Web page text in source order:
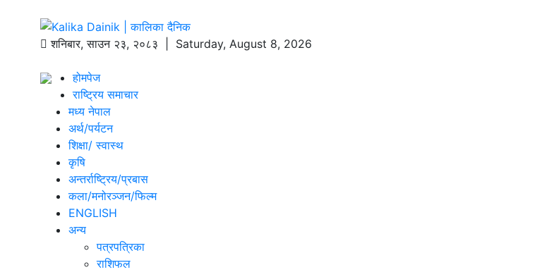
शनिबार,साउन २३, २०८३ | Saturday, August 8, 2026
होमपेज
राष्ट्रिय समाचार
मध्य नेपाल
अर्थ/पर्यटन
शिक्षा/ स्वास्थ
कृषि
अन्तर्राष्ट्रिय/प्रबास
कला/मनोरञ्जन/फिल्म
ENGLISH
अन्य
पत्रपत्रिका
राशिफल